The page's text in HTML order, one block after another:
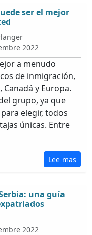
ser el mejor
2022
a menudo
de inmigración,
Canadá y Europa.
grupo, ya que
elegir, todos
únicas. Entre
Lee mas
una guía
2022